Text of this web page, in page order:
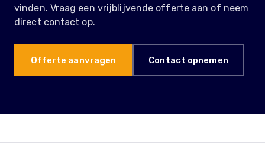
vinden. Vraag een vrijblijvende offerte aan of neem
direct contact op.
Offerte aanvragen Contact opnemen